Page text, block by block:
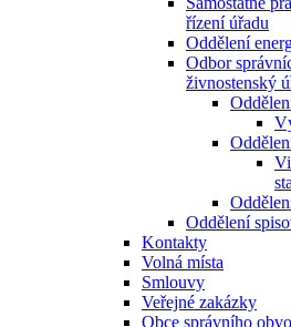
řízení úřadu
Oddělení
Odbor
živnostenský
Oddělení
Kontakty
Volná místa
Smlouvy
Veřejné zakázky
Obce správního